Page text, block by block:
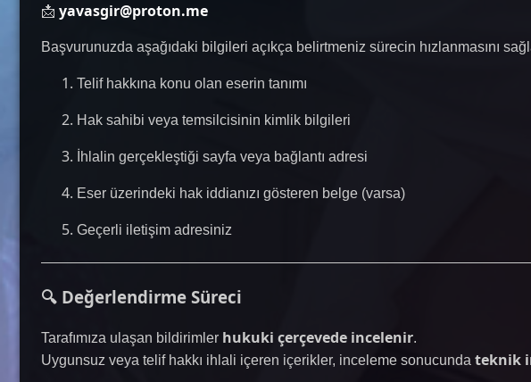
📩 yavasgir@proton.me
Başvurunuzda aşağıdaki bilgileri açıkça belirtmeniz sürecin hızlanmasını
Telif hakkına konu olan eserin tanımı
Hak sahibi veya temsilcisinin kimlik bilgileri
İhlalin gerçekleştiği sayfa veya bağlantı adresi
Eser üzerindeki hak iddianızı gösteren belge (varsa)
Geçerli iletişim adresiniz
🔍 Değerlendirme Süreci
Tarafımıza ulaşan bildirimler hukuki çerçevede incelenir.
Uygunsuz veya telif hakkı ihlali içeren içerikler, inceleme sonucunda teknik